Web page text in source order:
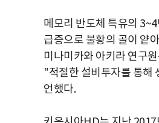
메모리 반도체 특유의
급증으로 불황의 골이 얕
미나미카와 아키라 연구
"적절한 설비투자를 통해
언했다.